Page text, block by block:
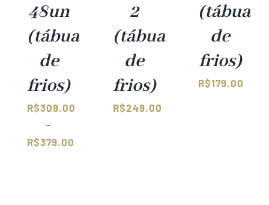
48un
(tábua
de
frios)
R$309.00
–
R$379.00
2
(tábua
de
frios)
R$249.00
(tábua
de
frios)
R$179.00